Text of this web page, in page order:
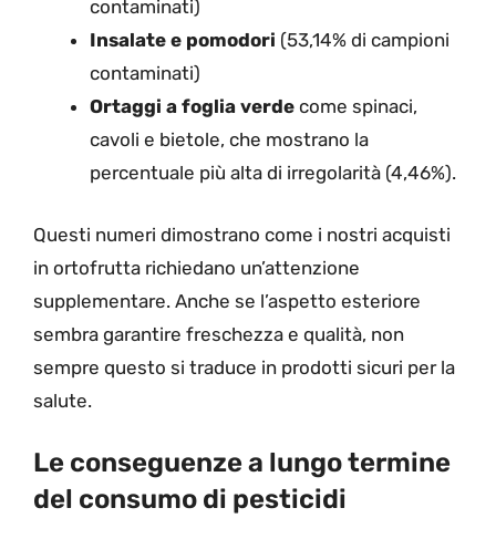
contaminati)
Insalate e pomodori (53,14% di campioni
contaminati)
Ortaggi a foglia verde come spinaci,
cavoli e bietole, che mostrano la
percentuale più alta di irregolarità (4,46%).
Questi numeri dimostrano come i nostri acquisti
in ortofrutta richiedano un’attenzione
supplementare. Anche se l’aspetto esteriore
sembra garantire freschezza e qualità, non
sempre questo si traduce in prodotti sicuri per la
salute.
Le conseguenze a lungo termine
del consumo di pesticidi